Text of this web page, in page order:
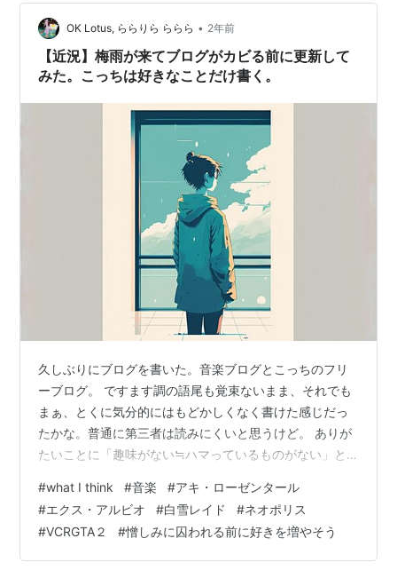
OK Lotus, ららりら ららら • 2年前
【近況】梅雨が来てブログがカビる前に更新して
みた。こっちは好きなことだけ書く。
久しぶりにブログを書いた。音楽ブログとこっちのフリ
ーブログ。 ですます調の語尾も覚束ないまま、それでも
まぁ、とくに気分的にはもどかしくなく書けた感じだっ
たかな。普通に第三者は読みにくいと思うけど。 ありが
たいことに「趣味がない≒ハマっているものがない」と
にも書くことがない」という事態にも陥ったことがな
い。 書くだけなら書ける。書くだけなら。読まれる前提
の壁が高い。 だから、数年に一度やるかやらないかのス
タイルで、ここでは書きたいことだけ書こう、と思いブ
#what I think #音楽 #アキ・ローゼンタール
#エクス・アルビオ #白雪レイド #ネオポリス
#VCRGTA２ #憎しみに囚われる前に好きを増やそう